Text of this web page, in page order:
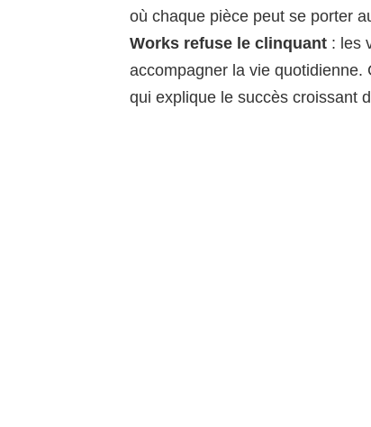
où chaque pièce peut se porter
Works refuse le clinquant : les
accompagner la vie quotidienne.
qui explique le succès croissant